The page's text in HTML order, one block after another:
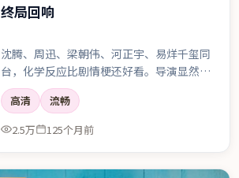
终局回响
沈腾、周迅、梁朝伟、河正宇、易烊千玺同
台，化学反应比剧情梗还好看。导演显然更
相信「人」，而不是花活。
高清
流畅
2.5万
125个月前